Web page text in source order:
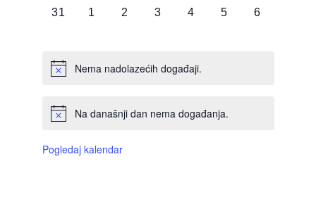
0
31
0
1
0
2
0
3
0
4
0
5
0
6
Nema nadolazećih događaji.
Na današnji dan nema događanja.
Pogledaj kalendar